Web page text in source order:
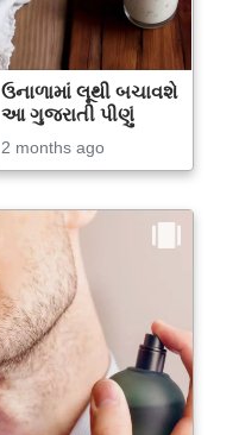
ઉનાળામાં લૂથી બચાવશે
આ ગુજરાતી પીણું
2 months ago